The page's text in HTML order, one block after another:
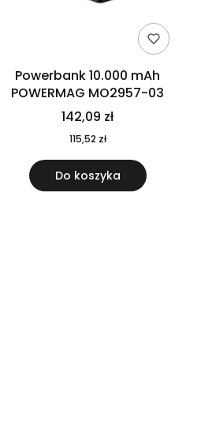
Powerbank 10.000 mAh
POWERMAG MO2957-03
142,09 zł
115,52 zł
Do koszyka